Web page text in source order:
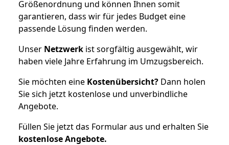
Größenordnung und können Ihnen somit
garantieren, dass wir für jedes Budget eine
passende Lösung finden werden.
Unser Netzwerk ist sorgfältig ausgewählt, wir
haben viele Jahre Erfahrung im Umzugsbereich.
Sie möchten eine Kostenübersicht? Dann holen
Sie sich jetzt kostenlose und unverbindliche
Angebote.
Füllen Sie jetzt das Formular aus und erhalten Sie
kostenloseAngebote.